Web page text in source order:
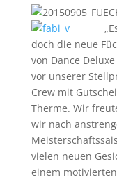
doch die neue
von Dance
vor unserer
Crew mit
Therme. Wir
wir nach
vielen neuen
einem